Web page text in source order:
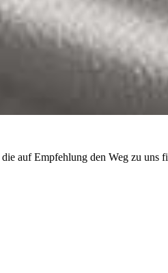
auf Empfehlung den Weg zu uns